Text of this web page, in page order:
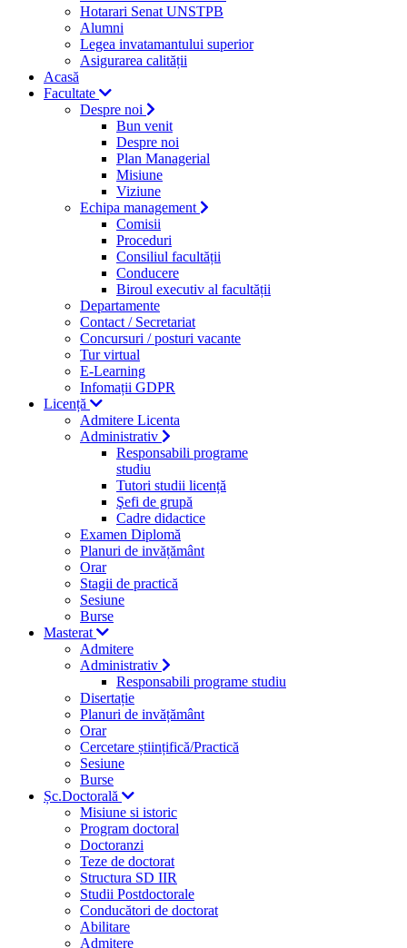
Hotarari Senat UNSTPB
Alumni
Legea invatamantului superior
Asigurarea calității
Acasă
Facultate
Despre noi
Bun venit
Despre noi
Plan Managerial
Misiune
Viziune
Echipa management
Comisii
Proceduri
Consiliul facultății
Conducere
Biroul executiv al facultății
Departamente
Contact / Secretariat
Concursuri / posturi vacante
Tur virtual
E-Learning
Infomații GDPR
Licență
Admitere Licenta
Administrativ
Responsabili programe
studiu
Tutori studii licență
Şefi de grupă
Cadre didactice
Examen Diplomă
Planuri de invățământ
Orar
Stagii de practică
Sesiune
Burse
Masterat
Admitere
Administrativ
Responsabili programe studiu
Disertație
Planuri de invățământ
Orar
Cercetare științifică/Practică
Sesiune
Burse
Șc.Doctorală
Misiune si istoric
Program doctoral
Doctoranzi
Teze de doctorat
Structura SD IIR
Studii Postdoctorale
Conducători de doctorat
Abilitare
Admitere